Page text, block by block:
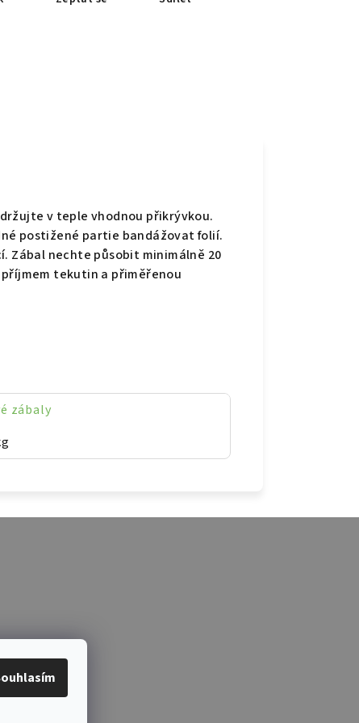
v teple vhodnou přikrývkou.
postižené partie bandážovat folií.
Zábal nechte působit minimálně 20
tekutin a přiměřenou
zábaly